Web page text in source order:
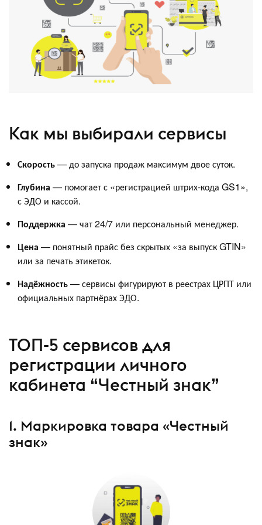
Как мы выбирали сервисы
Скорость— до запуска продаж максимум двое суток.
Глубина — помогает с «регистрацией штрих-кода GS1»,
с ЭДО и кассой.
Поддержка — чат 24/7 или персональный менеджер.
Цена — понятный прайс без скрытых «за выпуск GTIN»
или за печать этикеток.
Надёжность— сервисы фигурируют в реестрах ЦРПТ или
официальных партнёрах ЭДО.
ТОП-5 сервисов для
регистрации личного
кабинета “Честный знак”
1. Маркировка товара «Честный
знак»